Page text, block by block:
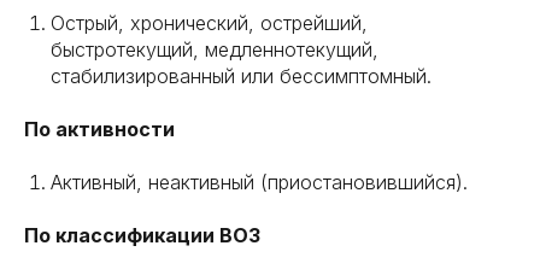
Острый, хронический, острейший,
быстротекущий, медленнотекущий,
стабилизированный или бессимптомный.
По активности
Активный, неактивный (приостановившийся).
По классификации ВОЗ